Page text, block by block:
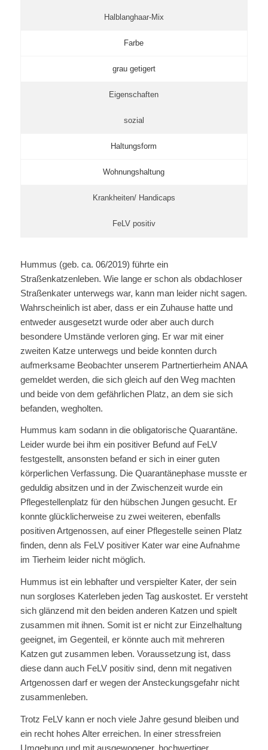
Halblanghaar-Mix
Farbe
grau getigert
Eigenschaften
sozial
Haltungsform
Wohnungshaltung
Krankheiten/ Handicaps
FeLV positiv
Hummus (geb. ca. 06/2019) führte ein
Straßenkatzenleben. Wie lange er schon als obdachloser
Straßenkater unterwegs war, kann man leider nicht sagen.
Wahrscheinlich ist aber, dass er ein Zuhause hatte und
entweder ausgesetzt wurde oder aber auch durch
besondere Umstände verloren ging. Er war mit einer
zweiten Katze unterwegs und beide konnten durch
aufmerksame Beobachter unserem Partnertierheim ANAA
gemeldet werden, die sich gleich auf den Weg machten
und beide von dem gefährlichen Platz, an dem sie sich
befanden, wegholten.
Hummus kam sodann in die obligatorische Quarantäne.
Leider wurde bei ihm ein positiver Befund auf FeLV
festgestellt, ansonsten befand er sich in einer guten
körperlichen Verfassung. Die Quarantänephase musste er
geduldig absitzen und in der Zwischenzeit wurde ein
Pflegestellenplatz für den hübschen Jungen gesucht. Er
konnte glücklicherweise zu zwei weiteren, ebenfalls
positiven Artgenossen, auf einer Pflegestelle seinen Platz
finden, denn als FeLV positiver Kater war eine Aufnahme
im Tierheim leider nicht möglich.
Hummus ist ein lebhafter und verspielter Kater, der sein
nun sorgloses Katerleben jeden Tag auskostet. Er versteht
sich glänzend mit den beiden anderen Katzen und spielt
zusammen mit ihnen. Somit ist er nicht zur Einzelhaltung
geeignet, im Gegenteil, er könnte auch mit mehreren
Katzen gut zusammen leben. Voraussetzung ist, dass
diese dann auch FeLV positiv sind, denn mit negativen
Artgenossen darf er wegen der Ansteckungsgefahr nicht
zusammenleben.
Trotz FeLV kann er noch viele Jahre gesund bleiben und
ein recht hohes Alter erreichen. In einer stressfreien
Umgebung und mit ausgewogener, hochwertiger